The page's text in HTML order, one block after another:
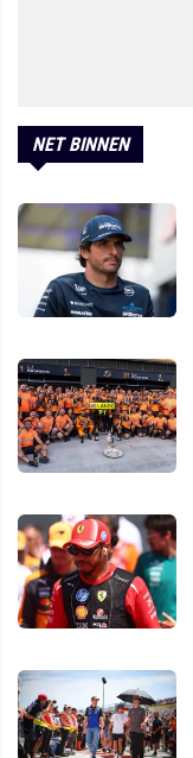
NET BINNEN